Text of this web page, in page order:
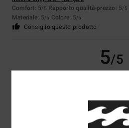
Comfort: 5/5 Rapporto qualità-prezzo: 5/5
Materiale: 5/5 Colore: 5/5
Consiglio questo prodotto
5/5
Rapporto qualità-prezzo: 5 /5